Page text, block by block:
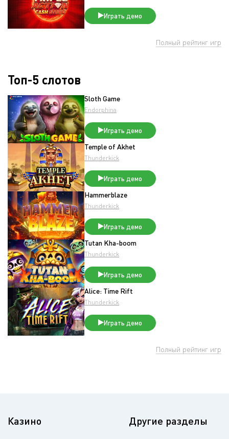
Играть демо
Полный рейтинг игр
Топ-5 слотов
Sloth Game
Endorphina
Играть демо
Temple of Akhet
Thunderkick
Играть демо
Hammerblaze
Thunderkick
Играть демо
Tutan Kha-boom
Thunderkick
Играть демо
Alice: Time Rift
Thunderkick
Играть демо
Полный рейтинг игр
Казино Другие разделы